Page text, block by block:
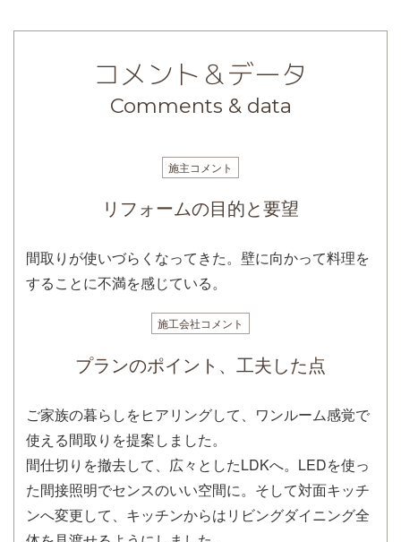
コメント＆データ
Comments & data
施主コメント
リフォームの目的と要望
間取りが使いづらくなってきた。壁に向かって料理を
することに不満を感じている。
施工会社コメント
プランのポイント、工夫した点
ご家族の暮らしをヒアリングして、ワンルーム感覚で
使える間取りを提案しました。
間仕切りを撤去して、広々としたLDKへ。LEDを使っ
た間接照明でセンスのいい空間に。そして対面キッチ
ンへ変更して、キッチンからはリビングダイニング全